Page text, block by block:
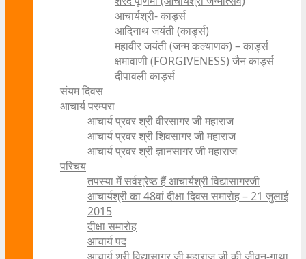
आचार्यश्री- कार्ड्स
आदिनाथ जयंती (कार्ड्स)
महावीर जयंती (जन्म कल्याणक) – कार्ड्स
क्षमावाणी (FORGIVENESS) जैन कार्ड्स
दीपावली कार्ड्स
संयम दिवस
आचार्य परम्परा
आचार्य प्रवर श्री वीरसागर जी महाराज
आचार्य प्रवर श्री शिवसागर जी महाराज
आचार्य प्रवर श्री ज्ञानसागर जी महाराज
परिचय
तपस्या में सर्वश्रेष्ठ हैं आचार्यश्री विद्यासागरजी
आचार्यश्री का 48वां दीक्षा दिवस समारोह – 21 जुलाई
2015
दीक्षा समारोह
आचार्य पद